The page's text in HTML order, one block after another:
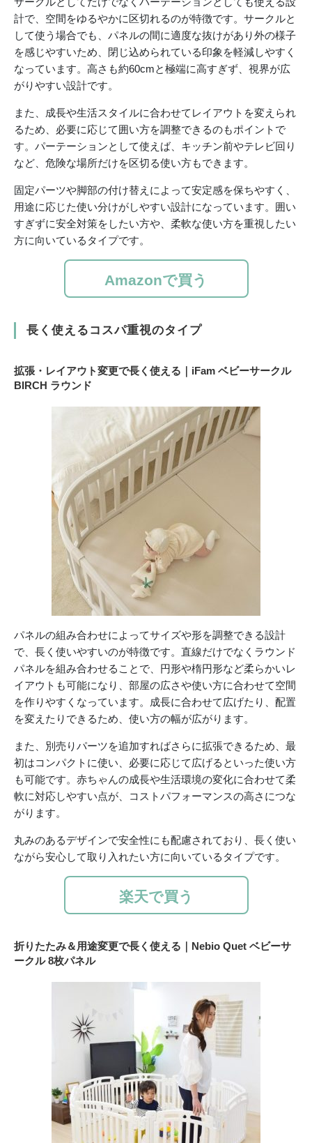
計で、空間をゆるやかに区切れるのが特徴です。サークルと
して使う場合でも、パネルの間に適度な抜けがあり外の様子
を感じやすいため、閉じ込められている印象を軽減しやすく
なっています。高さも約60cmと極端に高すぎず、視界が広
がりやすい設計です。
また、成長や生活スタイルに合わせてレイアウトを変えられ
るため、必要に応じて囲い方を調整できるのもポイントで
す。パーテーションとして使えば、キッチン前やテレビ回り
など、危険な場所だけを区切る使い方もできます。
固定パーツや脚部の付け替えによって安定感を保ちやすく、
用途に応じた使い分けがしやすい設計になっています。囲い
すぎずに安全対策をしたい方や、柔軟な使い方を重視したい
方に向いているタイプです。
Amazonで買う
長く使えるコスパ重視のタイプ
拡張・レイアウト変更で長く使える｜iFam ベビーサークル
BIRCH ラウンド
パネルの組み合わせによってサイズや形を調整できる設計
で、長く使いやすいのが特徴です。直線だけでなくラウンド
パネルを組み合わせることで、円形や楕円形など柔らかいレ
イアウトも可能になり、部屋の広さや使い方に合わせて空間
を作りやすくなっています。成長に合わせて広げたり、配置
を変えたりできるため、使い方の幅が広がります。
また、別売りパーツを追加すればさらに拡張できるため、最
初はコンパクトに使い、必要に応じて広げるといった使い方
も可能です。赤ちゃんの成長や生活環境の変化に合わせて柔
軟に対応しやすい点が、コストパフォーマンスの高さにつな
がります。
丸みのあるデザインで安全性にも配慮されており、長く使い
ながら安心して取り入れたい方に向いているタイプです。
楽天で買う
折りたたみ＆用途変更で長く使える｜Nebio Quet ベビーサ
ークル 8枚パネル